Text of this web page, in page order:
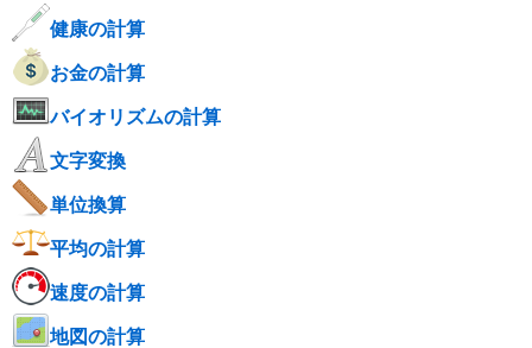
健康の計算
お金の計算
バイオリズムの計算
文字変換
単位換算
平均の計算
速度の計算
地図の計算